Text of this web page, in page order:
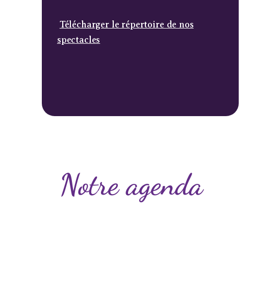
Télécharger le répertoire de nos
spectacles
Notre agenda